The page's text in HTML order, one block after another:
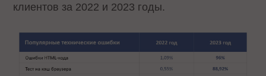
клиентов за 2022 и 2023 годы.